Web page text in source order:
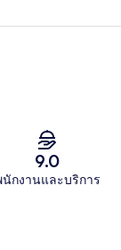
9.0
กงานและบริการ